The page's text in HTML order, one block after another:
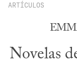
ARTÍCULOS
Novelas